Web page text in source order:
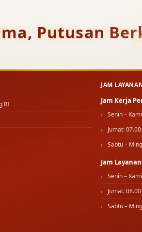
Putusan
RI
JAM
Jam Kerja
Senin –
Jumat:
Sabtu –
Jam Layanan
Senin –
Jumat:
Sabtu –